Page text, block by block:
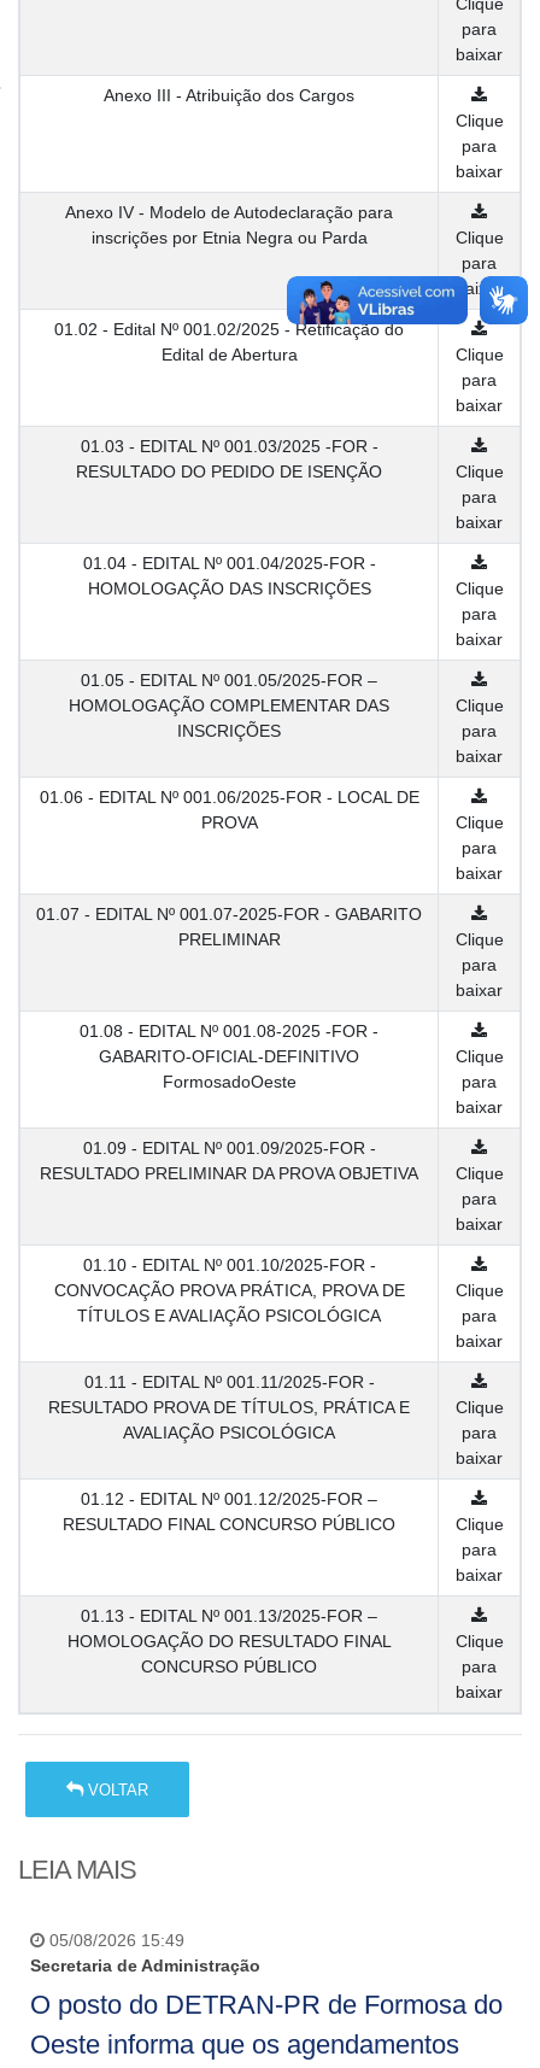
Clique
para
baixar
Anexo III - Atribuição dos Cargos
Clique
para
baixar
Anexo IV - Modelo de Autodeclaração para
inscrições por Etnia Negra ou Parda
Clique
para
baixar
01.02 - Edital Nº 001.02/2025 - Retificação do
Edital de Abertura
Clique
para
baixar
01.03 - EDITAL Nº 001.03/2025 -FOR -
RESULTADO DO PEDIDO DE ISENÇÃO
Clique
para
baixar
01.04 - EDITAL Nº 001.04/2025-FOR -
HOMOLOGAÇÃO DAS INSCRIÇÕES
Clique
para
baixar
01.05 - EDITAL Nº 001.05/2025-FOR –
HOMOLOGAÇÃO COMPLEMENTAR DAS
INSCRIÇÕES
Clique
para
baixar
01.06 - EDITAL Nº 001.06/2025-FOR - LOCAL DE
PROVA
Clique
para
baixar
01.07 - EDITAL Nº 001.07-2025-FOR - GABARITO
PRELIMINAR
Clique
para
baixar
01.08 - EDITAL Nº 001.08-2025 -FOR -
GABARITO-OFICIAL-DEFINITIVO
FormosadoOeste
Clique
para
baixar
01.09 - EDITAL Nº 001.09/2025-FOR -
RESULTADO PRELIMINAR DA PROVA OBJETIVA
Clique
para
baixar
01.10 - EDITAL Nº 001.10/2025-FOR -
CONVOCAÇÃO PROVA PRÁTICA, PROVA DE
TÍTULOS E AVALIAÇÃO PSICOLÓGICA
Clique
para
baixar
01.11 - EDITAL Nº 001.11/2025-FOR -
RESULTADO PROVA DE TÍTULOS, PRÁTICA E
AVALIAÇÃO PSICOLÓGICA
Clique
para
baixar
01.12 - EDITAL Nº 001.12/2025-FOR –
RESULTADO FINAL CONCURSO PÚBLICO
Clique
para
baixar
01.13 - EDITAL Nº 001.13/2025-FOR –
HOMOLOGAÇÃO DO RESULTADO FINAL
CONCURSO PÚBLICO
Clique
para
baixar
VOLTAR
LEIA MAIS
05/08/2026 15:49
Secretaria de Administração
O posto do DETRAN-PR de Formosa do
Oeste informa que os agendamentos